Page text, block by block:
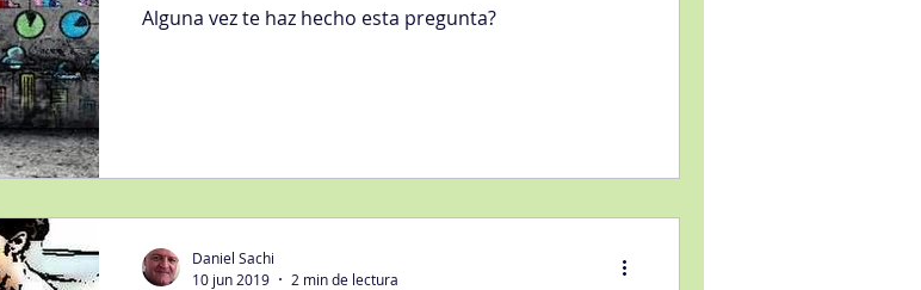
Continua
Digital Ventas
Alguna vez te haz hecho esta pregunta?
Daniel Sachi
10 jun 2019
2 min de lectura